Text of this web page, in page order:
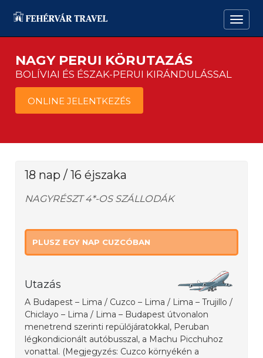
NAGY PERUI KÖRUTAZÁS
BOLÍVIAI ÉS ÉSZAK-PERUI KIRÁNDULÁSSAL
ONLINE JELENTKEZÉS
18 nap / 16 éjszaka
NAGYRÉSZT 4*-OS SZÁLLODÁK
PLUSZ EGY NAP CUZCÓBAN
Utazás
A Budapest – Lima / Cuzco – Lima / Lima – Trujillo /
Chiclayo – Lima / Lima – Budapest útvonalon
menetrend szerinti repülőjáratokkal, Peruban
légkondicionált autóbusszal, a Machu Picchuhoz
vonattal. (Megjegyzés: Cuzco környékén a